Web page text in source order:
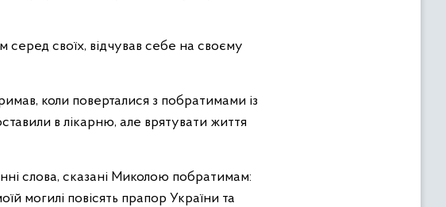
серед своїх, відчував себе на своєму
коли поверталися з побратимами із
в лікарню, але врятувати життя
слова, сказані Миколою побратимам:
могилі повісять прапор України та